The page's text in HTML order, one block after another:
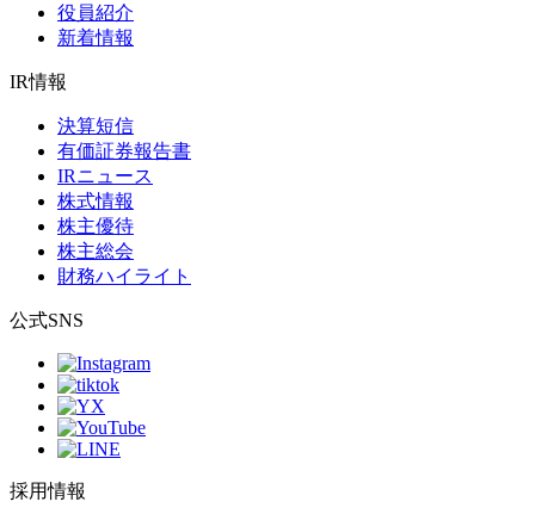
役員紹介
新着情報
IR情報
決算短信
有価証券報告書
IRニュース
株式情報
株主優待
株主総会
財務ハイライト
公式SNS
採用情報